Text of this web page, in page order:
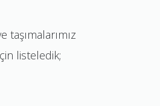
listeledik;